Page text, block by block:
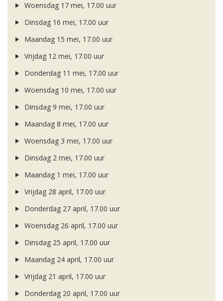
Woensdag 17 mei, 17.00 uur
Dinsdag 16 mei, 17.00 uur
Maandag 15 mei, 17.00 uur
Vrijdag 12 mei, 17.00 uur
Donderdag 11 mei, 17.00 uur
Woensdag 10 mei, 17.00 uur
Dinsdag 9 mei, 17.00 uur
Maandag 8 mei, 17.00 uur
Woensdag 3 mei, 17.00 uur
Dinsdag 2 mei, 17.00 uur
Maandag 1 mei, 17.00 uur
Vrijdag 28 april, 17.00 uur
Donderdag 27 april, 17.00 uur
Woensdag 26 april, 17.00 uur
Dinsdag 25 april, 17.00 uur
Maandag 24 april, 17.00 uur
Vrijdag 21 april, 17.00 uur
Donderdag 20 april, 17.00 uur